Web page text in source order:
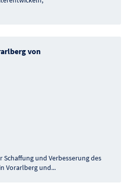
von
und Verbesserung des
Vorarlberg und...